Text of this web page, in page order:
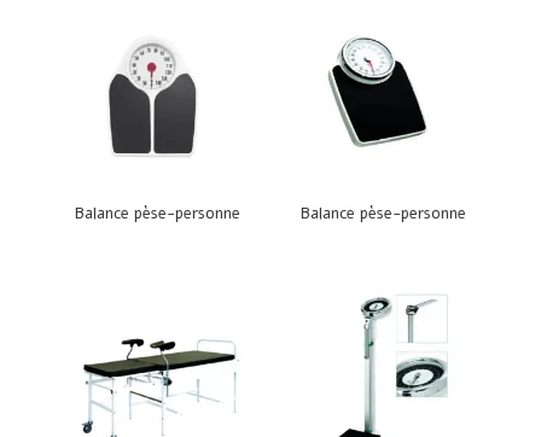
Balance pèse-personne Balance pèse-personne